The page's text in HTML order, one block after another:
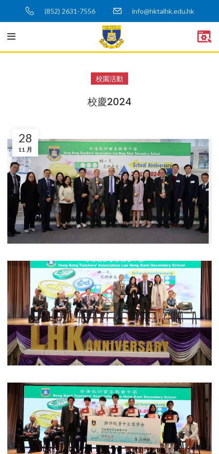
(852) 2631-7556 info@hktalhk.edu.hk
校園活動
校慶2024
28
11 月